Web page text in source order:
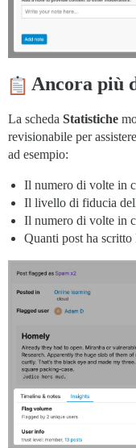
Ancora più
La scheda Statistiche
revisionabile per
ad esempio:
Il numero di volte in
Il livello di fiducia
Il numero di volte in
Quanti post ha scritto